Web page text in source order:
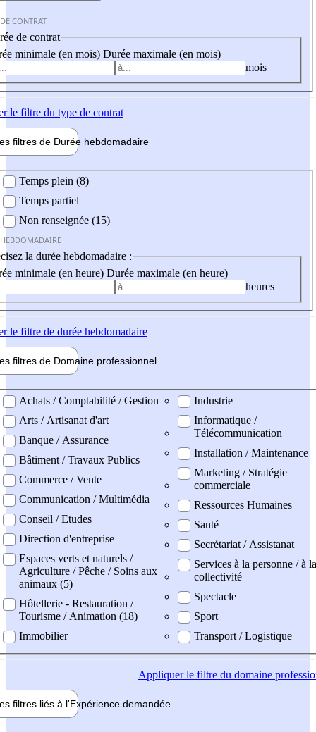
CONTRAT
de contrat
minimale (en mois) Durée maximale (en mois)
mois
le filtre du type de contrat
filtres de Durée hebdomadaire
Temps plein (8)
Temps partiel
Non renseignée (15)
la durée hebdomadaire :
minimale (en heure) Durée maximale (en heure)
heures
le filtre de durée hebdomadaire
filtres de Domaine professionnel
professionel
Achats / Comptabilité / Gestion
Arts / Artisanat d'art
Banque / Assurance
Bâtiment / Travaux Publics
Commerce / Vente
Communication / Multimédia
Conseil / Etudes
Direction d'entreprise
Espaces verts et naturels /
Agriculture / Pêche / Soins aux
animaux (5)
Hôtellerie - Restauration /
Tourisme / Animation (18)
Immobilier
Industrie
Informatique /
Télécommunication
Installation / Maintenance
Marketing / Stratégie
commerciale
Ressources Humaines
Santé
Secrétariat / Assistanat
Services à la personne / à la
collectivité
Spectacle
Sport
Transport / Logistique
Appliquerle filtre du domaine
filtres liés à l'Expérience demandée